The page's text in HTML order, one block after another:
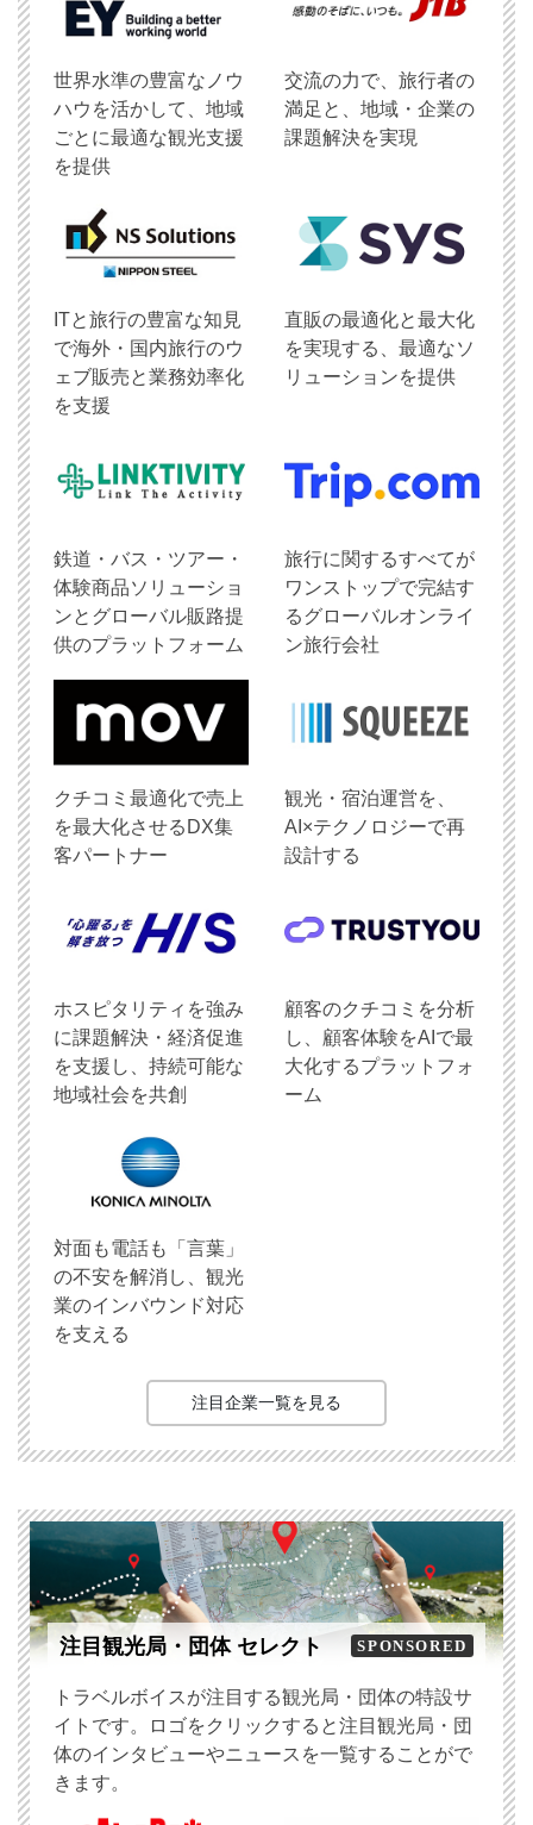
世界水準の豊富なノウ
ハウを活かして、地域
ごとに最適な観光支援
を提供
交流の力で、旅行者の
満足と、地域・企業の
課題解決を実現
ITと旅行の豊富な知見
で海外・国内旅行のウ
ェブ販売と業務効率化
を支援
直販の最適化と最大化
を実現する、最適なソ
リューションを提供
鉄道・バス・ツアー・
体験商品ソリューショ
ンとグローバル販路提
供のプラットフォーム
旅行に関するすべてが
ワンストップで完結す
るグローバルオンライ
ン旅行会社
クチコミ最適化で売上
を最大化させるDX集
客パートナー
観光・宿泊運営を、
AI×テクノロジーで再
設計する
ホスピタリティを強み
に課題解決・経済促進
を支援し、持続可能な
地域社会を共創
顧客のクチコミを分析
し、顧客体験をAIで最
大化するプラットフォ
ーム
対面も電話も「言葉」
の不安を解消し、観光
業のインバウンド対応
を支える
注目企業一覧を見る
注目観光局・団体 セレクト SPONSORED
トラベルボイスが注目する観光局・団体の特設サ
イトです。ロゴをクリックすると注目観光局・団
体のインタビューやニュースを一覧することがで
きます。